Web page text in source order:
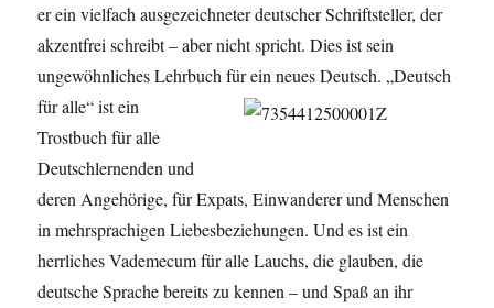
er ein vielfach ausgezeichneter deutscher Schriftsteller, der
akzentfrei schreibt – aber nicht spricht. Dies ist sein
ungewöhnliches Lehrbuch für ein neues Deutsch. „Deutsch
für alle“ist ein
Trostbuch für alle
Deutschlernenden und
deren Angehörige, für Expats, Einwanderer und Menschen
in mehrsprachigen Liebesbeziehungen. Und es ist ein
herrliches Vademecum für alle Lauchs, die glauben, die
deutsche Sprache bereits zu kennen – und Spaß an ihr